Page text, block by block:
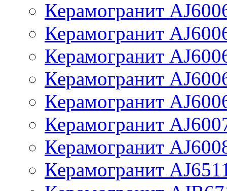
Керамогранит
Керамогранит
Керамогранит
Керамогранит
Керамогранит
Керамогранит
Керамогранит
Керамогранит